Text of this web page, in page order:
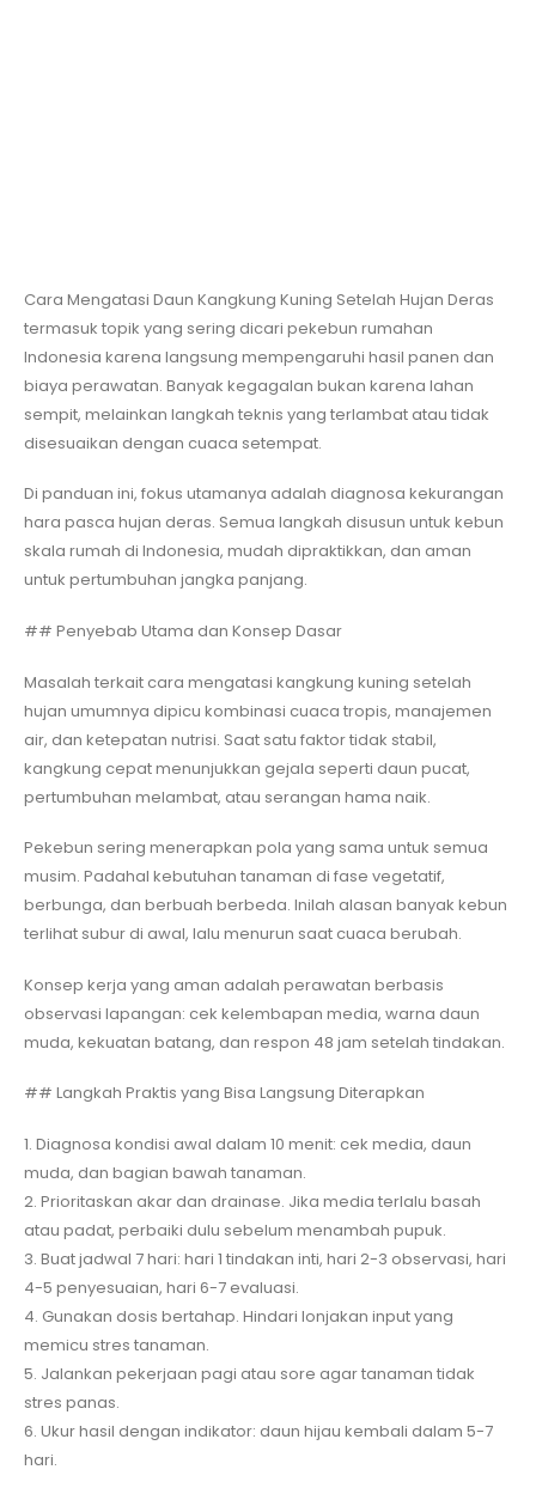
Cara Mengatasi Daun Kangkung Kuning Setelah Hujan Deras
termasuk topik yang sering dicari pekebun rumahan
Indonesia karena langsung mempengaruhi hasil panen dan
biaya perawatan. Banyak kegagalan bukan karena lahan
sempit, melainkan langkah teknis yang terlambat atau tidak
disesuaikan dengan cuaca setempat.
Di panduan ini, fokus utamanya adalah diagnosa kekurangan
hara pasca hujan deras. Semua langkah disusun untuk kebun
skala rumah di Indonesia, mudah dipraktikkan, dan aman
untuk pertumbuhan jangka panjang.
## Penyebab Utama dan Konsep Dasar
Masalah terkait cara mengatasi kangkung kuning setelah
hujan umumnya dipicu kombinasi cuaca tropis, manajemen
air, dan ketepatan nutrisi. Saat satu faktor tidak stabil,
kangkung cepat menunjukkan gejala seperti daun pucat,
pertumbuhan melambat, atau serangan hama naik.
Pekebun sering menerapkan pola yang sama untuk semua
musim. Padahal kebutuhan tanaman di fase vegetatif,
berbunga, dan berbuah berbeda. Inilah alasan banyak kebun
terlihat subur di awal, lalu menurun saat cuaca berubah.
Konsep kerja yang aman adalah perawatan berbasis
observasi lapangan: cek kelembapan media, warna daun
muda, kekuatan batang, dan respon 48 jam setelah tindakan.
## Langkah Praktis yang Bisa Langsung Diterapkan
1. Diagnosa kondisi awal dalam 10 menit: cek media, daun
muda, dan bagian bawah tanaman.
2. Prioritaskan akar dan drainase. Jika media terlalu basah
atau padat, perbaiki dulu sebelum menambah pupuk.
3. Buat jadwal 7 hari: hari 1 tindakan inti, hari 2-3 observasi, hari
4-5 penyesuaian, hari 6-7 evaluasi.
4. Gunakan dosis bertahap. Hindari lonjakan input yang
memicu stres tanaman.
5. Jalankan pekerjaan pagi atau sore agar tanaman tidak
stres panas.
6. Ukur hasil dengan indikator: daun hijau kembali dalam 5-7
hari.